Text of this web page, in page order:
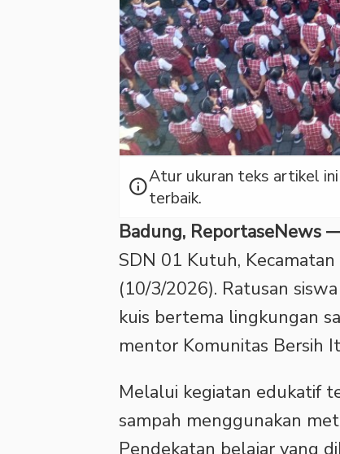
infoAtur ukuran teks artikel
terbaik.
Badung, ReportaseNews
SDN 01 Kutuh,
(10/3/2026). Ratusan
kuis bertema lingkungan
mentor Komunitas Bersih
‎Melalui kegiatan edukatif
sampah menggunakan
Pendekatan belajar yang